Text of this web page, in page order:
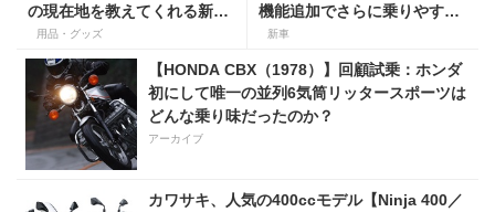
の現在地を教えてくれる新型
インカムがめっちゃ便利な３
つの理由【動画付き】
用品・グッズ
機能追加でさらに乗りやすく
なった2026年モデルは、価格
80万800円〜で7月31日発
売！
新車
【HONDA CBX（1978）】回顧試乗：ホンダ
初にして唯一の並列6気筒リッタースポーツは
どんな乗り味だったのか？
アーカイブ
カワサキ、人気の400ccモデル【Ninja 400／